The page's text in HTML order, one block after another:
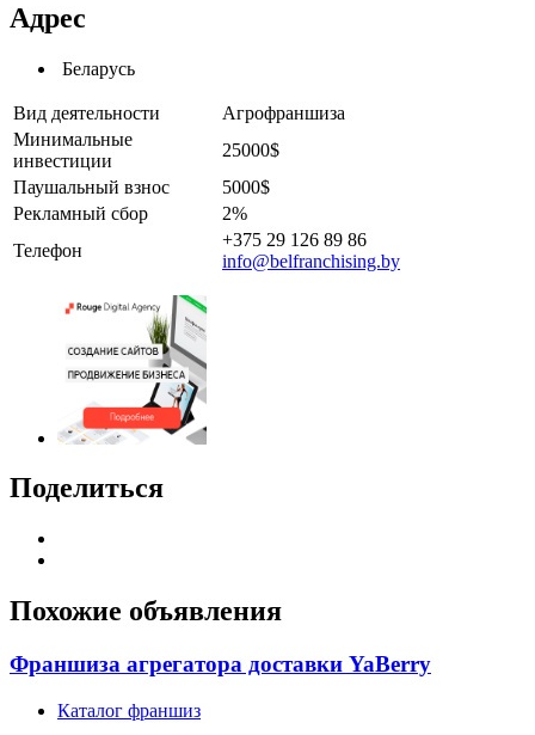
Адрес
Беларусь
Вид деятельности
Агрофраншиза
Минимальные
инвестиции
25000$
Паушальный взнос
5000$
Рекламный сбор
2%
Телефон
+375 29 126 89 86
info@belfranchising.by
Поделиться
Похожие объявления
Франшиза агрегатора доставки YaBerry
Каталог франшиз